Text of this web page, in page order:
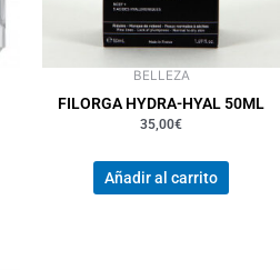
BELLEZA
FILORGA HYDRA-HYAL 50ML
35,00€
Añadir al carrito